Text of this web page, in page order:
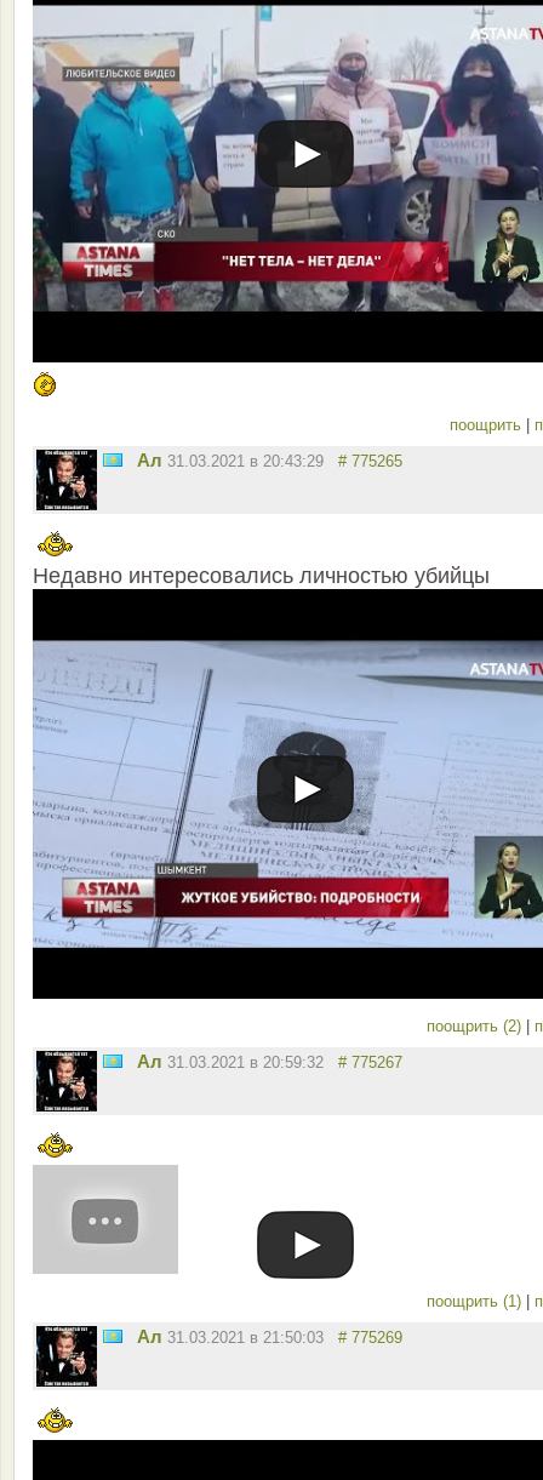
поощрить
Ал 31.03.2021 в 20:43:29 # 775265
Недавно интересовались личностью убийцы
поощрить (2) |
Ал 31.03.2021 в 20:59:32 # 775267
поощрить (1) |
Ал 31.03.2021 в 21:50:03 # 775269